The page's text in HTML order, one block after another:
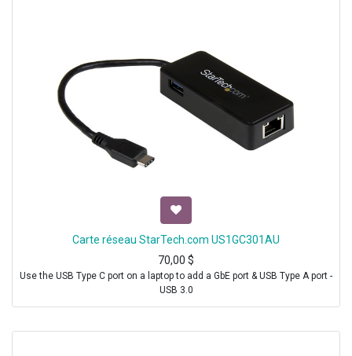
Carte réseau StarTech.com US1GC301AU
70,00 $
Use the USB Type C port on a laptop to add a GbE port & USB Type A port -
USB 3.0